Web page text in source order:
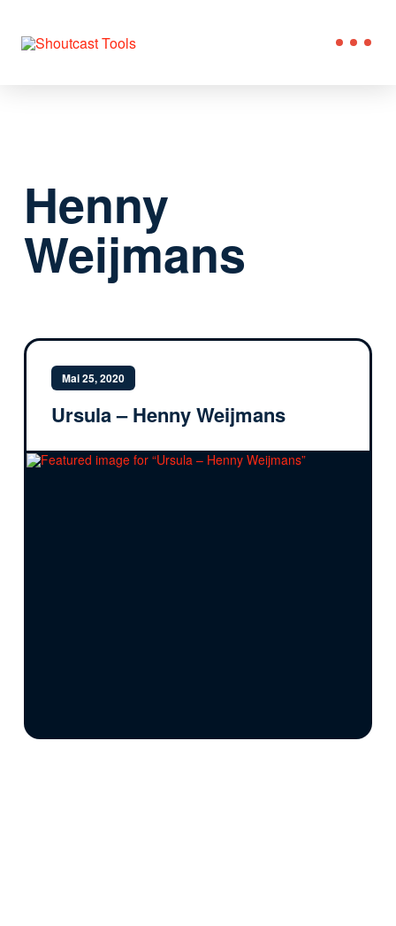
Henny
Weijmans
Mai 25, 2020
Ursula – Henny Weijmans